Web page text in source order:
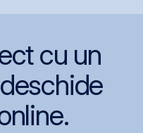
cu un